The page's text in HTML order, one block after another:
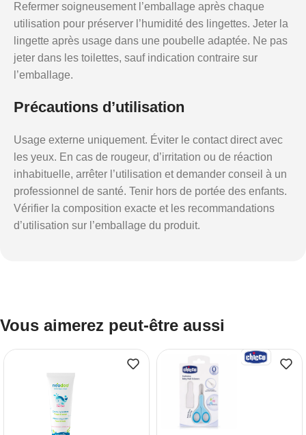
Refermer soigneusement l’emballage après chaque
utilisation pour préserver l’humidité des lingettes. Jeter la
lingette après usage dans une poubelle adaptée. Ne pas
jeter dans les toilettes, sauf indication contraire sur
l’emballage.
Précautions d’utilisation
Usage externe uniquement. Éviter le contact direct avec
les yeux. En cas de rougeur, d’irritation ou de réaction
inhabituelle, arrêter l’utilisation et demander conseil à un
professionnel de santé. Tenir hors de portée des enfants.
Vérifier la composition exacte et les recommandations
d’utilisation sur l’emballage du produit.
Vous aimerez peut-être aussi